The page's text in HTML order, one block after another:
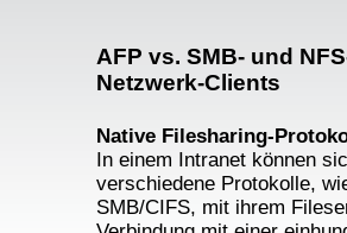
AFP vs. SMB- und
Netzwerk-Clients
Native Filesharing-
In einem Intranet können
verschiedene Protokolle,
SMB/CIFS, mit ihrem